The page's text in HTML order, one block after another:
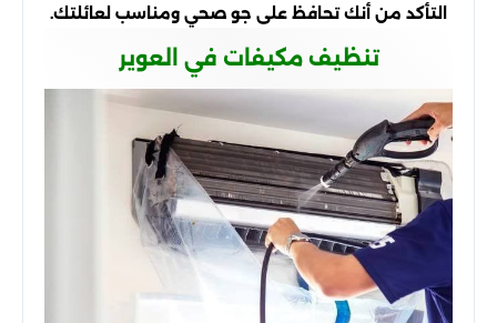
التأكد من أنك تحافظ على جو صحي ومناسب لعائلتك.
تنظيف مكيفات في العوير